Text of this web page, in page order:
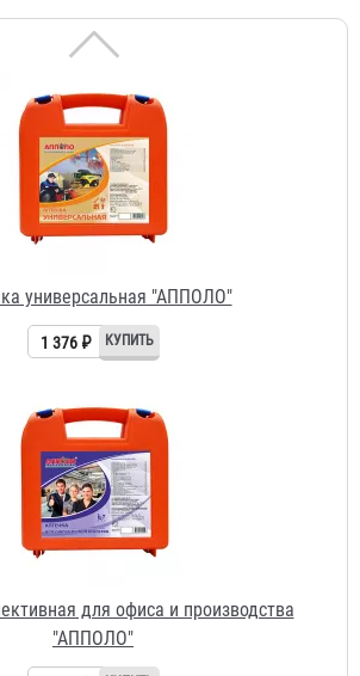
универсальная "АППОЛО"
1 376 ₽
для офиса и производства
"АППОЛО"
3 396 ₽